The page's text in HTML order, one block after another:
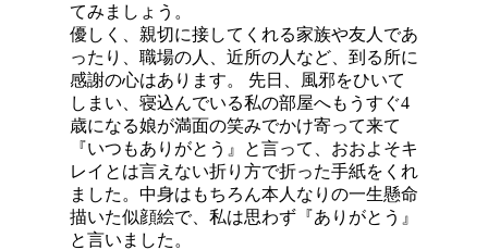
てみましょう。
優しく、親切に接してくれる家族や友人であ
ったり、職場の人、近所の人など、到る所に
感謝の心はあります。 先日、風邪をひいて
しまい、寝込んでいる私の部屋へもうすぐ4
歳になる娘が満面の笑みでかけ寄って来て
『いつもありがとう』と言って、おおよそキ
レイとは言えない折り方で折った手紙をくれ
ました。中身はもちろん本人なりの一生懸命
描いた似顔絵で、私は思わず『ありがとう』
と言いました。